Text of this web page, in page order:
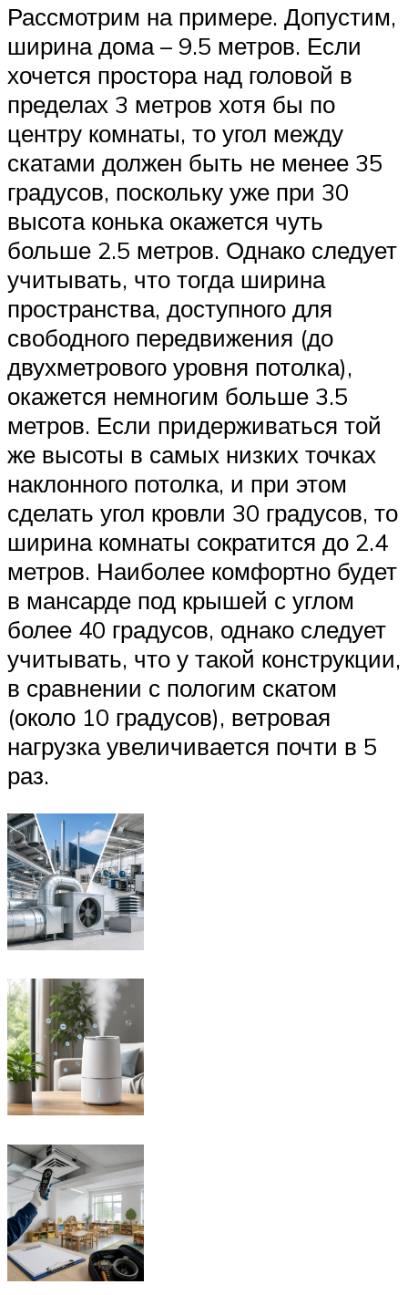
Рассмотрим на примере. Допустим,
ширина дома – 9.5 метров. Если
хочется простора над головой в
пределах 3 метров хотя бы по
центру комнаты, то угол между
скатами должен быть не менее 35
градусов, поскольку уже при 30
высота конька окажется чуть
больше 2.5 метров. Однако следует
учитывать, что тогда ширина
пространства, доступного для
свободного передвижения (до
двухметрового уровня потолка),
окажется немногим больше 3.5
метров. Если придерживаться той
же высоты в самых низких точках
наклонного потолка, и при этом
сделать угол кровли 30 градусов, то
ширина комнаты сократится до 2.4
метров. Наиболее комфортно будет
в мансарде под крышей с углом
более 40 градусов, однако следует
учитывать, что у такой конструкции,
в сравнении с пологим скатом
(около 10 градусов), ветровая
нагрузка увеличивается почти в 5
раз.